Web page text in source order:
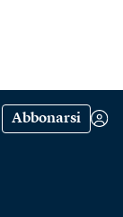
Abbonarsi